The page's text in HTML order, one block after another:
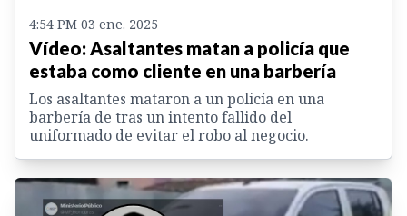
4:54 PM 03 ene. 2025
Vídeo: Asaltantes matan a policía que
estaba como cliente en una barbería
Los asaltantes mataron a un policía en una
barbería de tras un intento fallido del
uniformado de evitar el robo al negocio.